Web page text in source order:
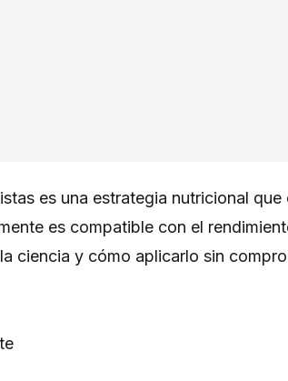
es una estrategia nutricional
es compatible con el
ciencia y cómo aplicarlo sin